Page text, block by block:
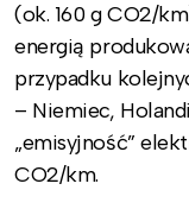
(ok. 160 g CO2/
energią
przypadku
– Niemiec,
„emisyjność”
CO2/km.